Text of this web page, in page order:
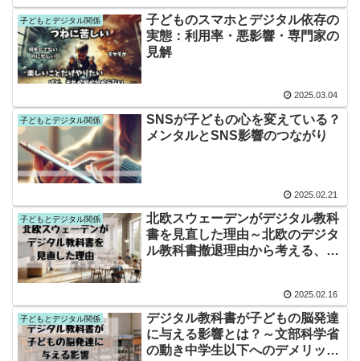
子どもとデジタル関係
子どものスマホとデジタル依存の
実態：利用率・悪影響・専門家の
見解
2025.03.04
子どもとデジタル関係
SNSが子どもの心を変えている？
メンタルとSNS影響のつながり
2025.02.21
子どもとデジタル関係
北欧スウェーデンがデジタル教科
書を見直した理由～北欧のデジタ
ル教科書撤退理由から考える、小
2025.02.16
子どもとデジタル関係
デジタル教科書が子どもの脳発達
に与える影響とは？～文部科学省
の動き中学生以下へのデメリット